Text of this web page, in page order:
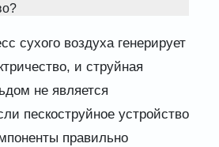
сухого воздуха генерирует
и струйная
не является
пескоструйное устройство
правильно